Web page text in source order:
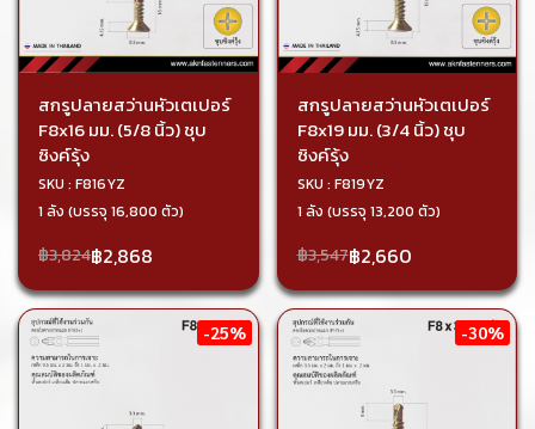
สกรูปลายสว่านหัวเตเปอร์
F8x16 มม. (5/8 นิ้ว) ชุบ
ซิงค์รุ้ง
SKU : F816YZ
1 ลัง (บรรจุ 16,800 ตัว)
฿3,824฿2,868
สกรูปลายสว่านหัวเตเปอร์
F8x19 มม. (3/4 นิ้ว) ชุบ
ซิงค์รุ้ง
SKU : F819YZ
1 ลัง (บรรจุ 13,200 ตัว)
฿3,547฿2,660
-25% -30%